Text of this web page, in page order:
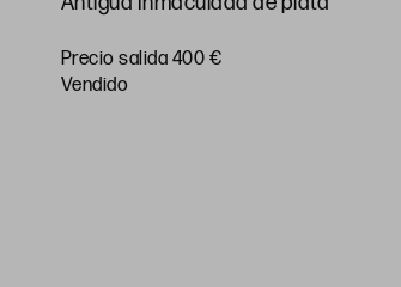
Precio salida 400 €
vendido